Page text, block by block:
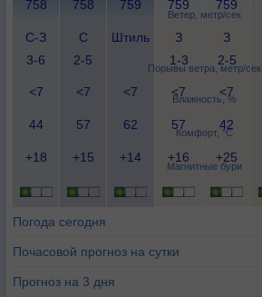
Ветер, метр/сек
Порывы ветра, метр/сек
Влажность, %
Комфорт, °C
Магнитные бури
758 758 759 759 759
С-З
3-6
С
2-5
Штиль
З
1-3
З
2-5
<7 <7 <7 <7 <7
44 57 62 57 42
+18 +15 +14 +16 +25
Погода сегодня
Почасовой прогноз на сутки
Прогноз на 3 дня